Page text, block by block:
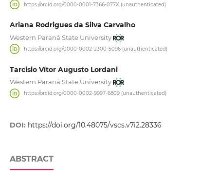
https://orcid.org/0000-0001-7366-077X (unauthenticated)
Ariana Rodrigues da Silva Carvalho
Western Paraná State University
https://orcid.org/0000-0002-2300-5096 (unauthenticated)
Tarcisio Vítor Augusto Lordani
Western Paraná State University
https://orcid.org/0000-0002-9997-6809 (unauthenticated)
DOI: https://doi.org/10.48075/vscs.v7i2.28336
ABSTRACT